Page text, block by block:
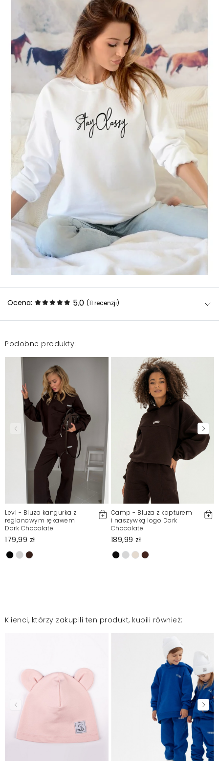
Ocena: 5.0 (11 recenzji)
Polecam
Andrzej
2025-05-13
Gatunkowo rewelacja, zresztą jestem kolejny raz
zadowolona z zakupu.
Agnieszka
2025-05-2
Jakość dobra,bluzka ladna
Krystyna
2025-01-31
Bluza ładna, materiał dobrej jakości.
BEATA
2024-07-12
Jest piękna
Elżbieta
Klientów. Po moderacji publikujemy zarówno pozytywne, jak i
negatywne opinie. Więcej informacji znajdziesz w naszym
Zgłoś nielegalną treść
Podobne produkty:
Levi - Bluza kangurka z
reglanowym rękawem
Dark Chocolate
179,99 zł
Camp - Bluza z kapturem
i naszywką logo Dark
Chocolate
189,99 zł
Klienci, którzy zakupili ten produkt, kupili również: